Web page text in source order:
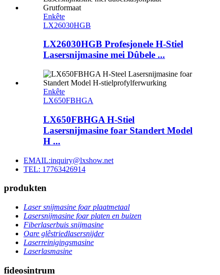
Enkête
LX26030HGB
LX26030HGB Profesjonele H-Stiel
Lasersnijmasine mei Dûbele ...
Enkête
LX650FBHGA
LX650FBHGA H-Stiel
Lasersnijmasine foar Standert Model
H ...
EMAIL:inquiry@lxshow.net
TEL: 17763426914
produkten
Laser snijmasine foar plaatmetaal
Lasersnijmasine foar platen en buizen
Fiberlaserbuis snijmasine
Oare glêstriedlasersnijder
Laserreinigingsmasine
Laserlasmasine
fideosintrum